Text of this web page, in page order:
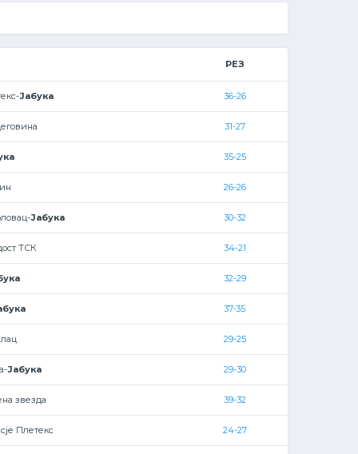
РЕЗ
Јабука 36-26
31-27
35-25
26-26
Јабука 30-32
ТСК 34-21
32-29
37-35
29-25
Јабука 29-30
звезда 39-32
Плетекс 24-27